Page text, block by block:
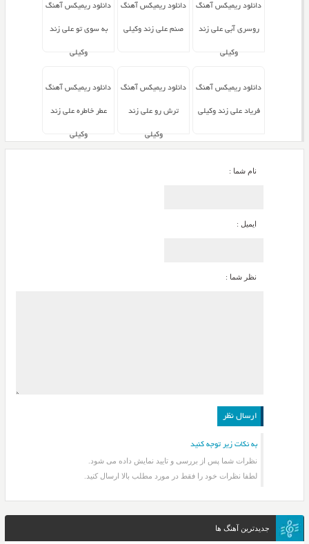
دانلود ریمیکس آهنگ
روسری آبی علی زند
وکیلی
دانلود ریمیکس آهنگ
صنم علی زند وکیلی
دانلود ریمیکس آهنگ
به سوی تو علی زند
وکیلی
دانلود ریمیکس آهنگ
فریاد علی زند وکیلی
دانلود ریمیکس آهنگ
ترش رو علی زند
وکیلی
دانلود ریمیکس آهنگ
عطر خاطره علی زند
وکیلی
نام شما :
ایمیل :
نظر شما :
به نکات زیر توجه کنید
نظرات شما پس از بررسی و تایید نمایش داده می شود.
لطفا نظرات خود را فقط در مورد مطلب بالا ارسال کنید.
جدیدترین آهنگ ها